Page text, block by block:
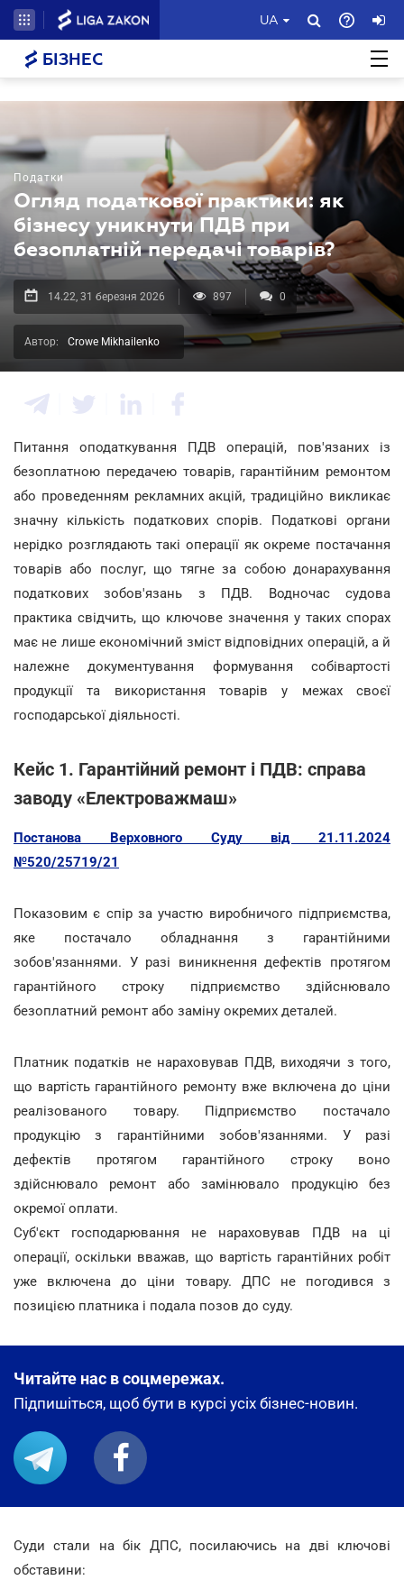
UA
БІЗНЕС
Податки
Огляд податкової практики: як
бізнесу уникнути ПДВ при
безоплатній передачі товарів?
14.22, 31 березня 2026 897 0
Автор: Crowe Mikhailenko
Питання оподаткування ПДВ операцій, пов'язаних із
безоплатною передачею товарів, гарантійним ремонтом
або проведенням рекламних акцій, традиційно викликає
значну кількість податкових спорів. Податкові органи
нерідко розглядають такі операції як окреме постачання
товарів або послуг, що тягне за собою донарахування
податкових зобов'язань з ПДВ. Водночас судова
практика свідчить, що ключове значення у таких спорах
має не лише економічний зміст відповідних операцій, а й
належне документування формування собівартості
продукції та використання товарів у межах своєї
господарської діяльності.
Кейс 1. Гарантійний ремонт і ПДВ: справа
заводу «Електроважмаш»
Постанова Верховного Суду від 21.11.2024
№520/25719/21
Показовим є спір за участю виробничого підприємства,
яке постачало обладнання з гарантійними
зобов'язаннями. У разі виникнення дефектів протягом
гарантійного строку підприємство здійснювало
безоплатний ремонт або заміну окремих деталей.
Платник податків не нараховував ПДВ, виходячи з того,
що вартість гарантійного ремонту вже включена до ціни
реалізованого товару. Підприємство постачало
продукцію з гарантійними зобов'язаннями. У разі
дефектів протягом гарантійного строку воно
здійснювало ремонт або замінювало продукцію без
окремої оплати.
Суб'єкт господарювання не нараховував ПДВ на ці
операції, оскільки вважав, що вартість гарантійних робіт
уже включена до ціни товару. ДПС не погодився з
позицією платника і подала позов до суду.
Читайте нас в соцмережах.
Підпишіться, щоб бути в курсі усіх бізнес-новин.
Суди стали на бік ДПС, посилаючись на дві ключові
обставини: